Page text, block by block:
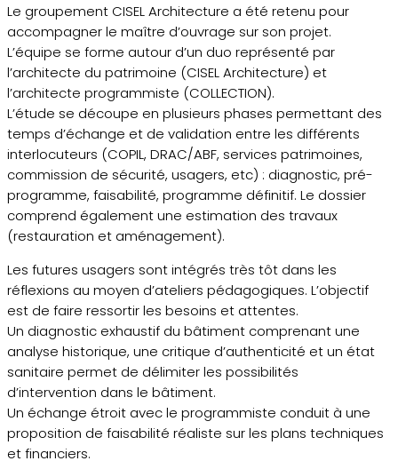
Le groupement CISEL Architecture a été retenu pour
accompagner le maître d’ouvrage sur son projet.
L’équipe se forme autour d’un duo représenté par
l’architecte du patrimoine (CISEL Architecture) et
l’architecte programmiste (COLLECTION).
L’étude se découpe en plusieurs phases permettant des
temps d’échange et de validation entre les différents
interlocuteurs (COPIL, DRAC/ABF, services patrimoines,
commission de sécurité, usagers, etc) : diagnostic, pré-
programme, faisabilité, programme définitif. Le dossier
comprend également une estimation des travaux
(restauration et aménagement).
Les futures usagers sont intégrés très tôt dans les
réflexions au moyen d’ateliers pédagogiques. L’objectif
est de faire ressortir les besoins et attentes.
Un diagnostic exhaustif du bâtiment comprenant une
analyse historique, une critique d’authenticité et un état
sanitaire permet de délimiter les possibilités
d’intervention dans le bâtiment.
Un échange étroit avec le programmiste conduit à une
proposition de faisabilité réaliste sur les plans techniques
et financiers.